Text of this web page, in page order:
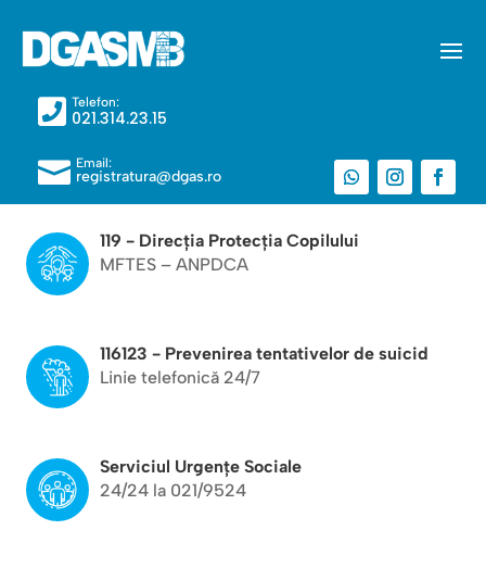
 Telefon:
021.314.23.15
 Email:
registratura@dgas.ro
119 - Direcția Protecția Copilului
MFTES – ANPDCA
116123 - Prevenirea tentativelor de suicid
Linie telefonică 24/7
Serviciul Urgențe Sociale
24/24 la 021/9524